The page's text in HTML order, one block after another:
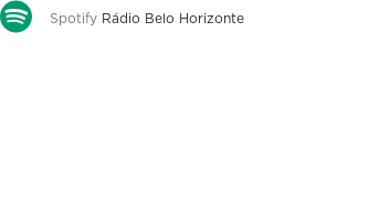
Spotify Rádio Belo Horizonte